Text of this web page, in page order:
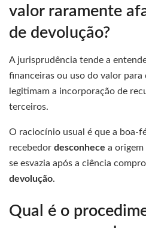
valor raramente
de devolução?
A jurisprudência tende a
financeiras ou uso do valor para
legitimam a incorporação de
terceiros.
O raciocínio usual é que a boa-
recebedor desconhece a
se esvazia após a ciência
devolução.
Qual é o